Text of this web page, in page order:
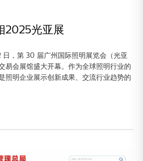
2025光亚展
，第 30 届广州国际照明展览会（光亚
易会展馆盛大开幕。作为全球照明行业的
照明企业展示创新成果、交流行业趋势的